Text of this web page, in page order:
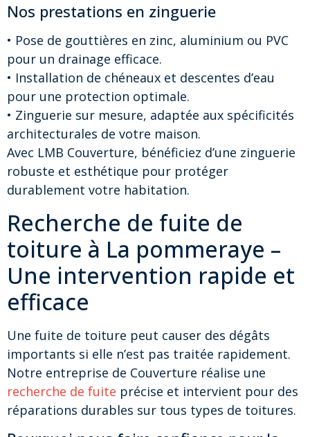
Nos prestations en zinguerie
• Pose de gouttières en zinc, aluminium ou PVC
pour un drainage efficace.
• Installation de chéneaux et descentes d’eau
pour une protection optimale.
• Zinguerie sur mesure, adaptée aux spécificités
architecturales de votre maison.
Avec LMB Couverture, bénéficiez d’une zinguerie
robuste et esthétique pour protéger
durablement votre habitation.
Recherche de fuite de
toiture à La pommeraye –
Une intervention rapide et
efficace
Une fuite de toiture peut causer des dégâts
importants si elle n’est pas traitée rapidement.
Notre entreprise de Couverture réalise une
recherche de fuite précise et intervient pour des
réparations durables sur tous types de toitures.